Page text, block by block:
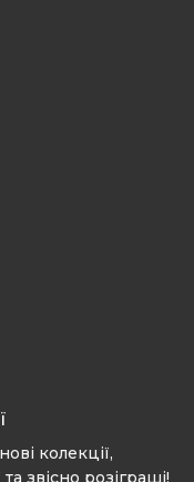
колекції,
звісно розіграші!